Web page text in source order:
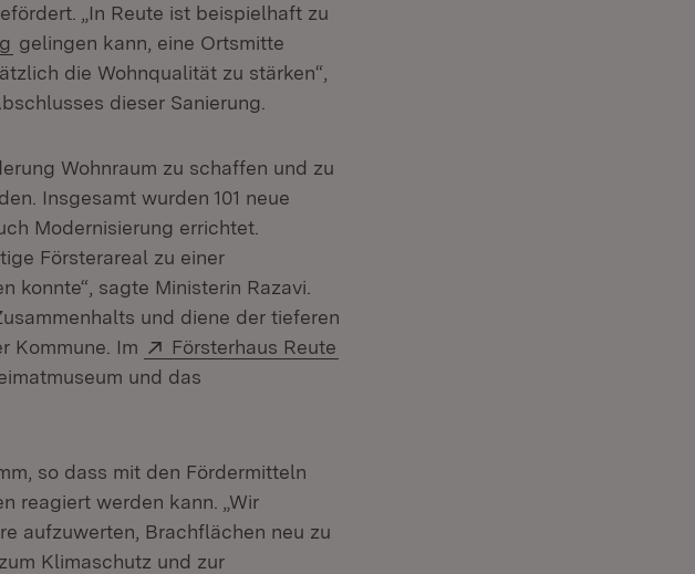
„In Reute ist beispielhaft zu
(Öffnet in neuem Fenster)
gelingen kann, eine Ortsmitte
die Wohnqualität zu stärken“,
dieser Sanierung.
Wohnraum zu schaffen und zu
Insgesamt wurden 101 neue
Modernisierung errichtet.
Försterareal zu einer
sagte Ministerin Razavi.
und diene der tieferen
Kommune. Im
Extern:
Försterhaus Reute
und das
so dass mit den Fördermitteln
reagiert werden kann. „Wir
aufzuwerten, Brachflächen neu zu
Klimaschutz und zur